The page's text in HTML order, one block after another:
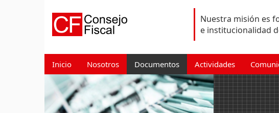
Nuestra misión es
e institucionalidad
Inicio Nosotros Documentos Actividades